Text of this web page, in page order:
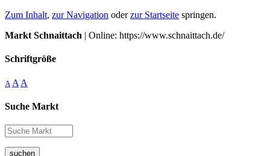
Zum Inhalt, zur Navigation oderzur Startseite springen.
Markt Schnaittach | Online: https://www.schnaittach.de/
Schriftgröße
A A A
Suche Markt
suchen